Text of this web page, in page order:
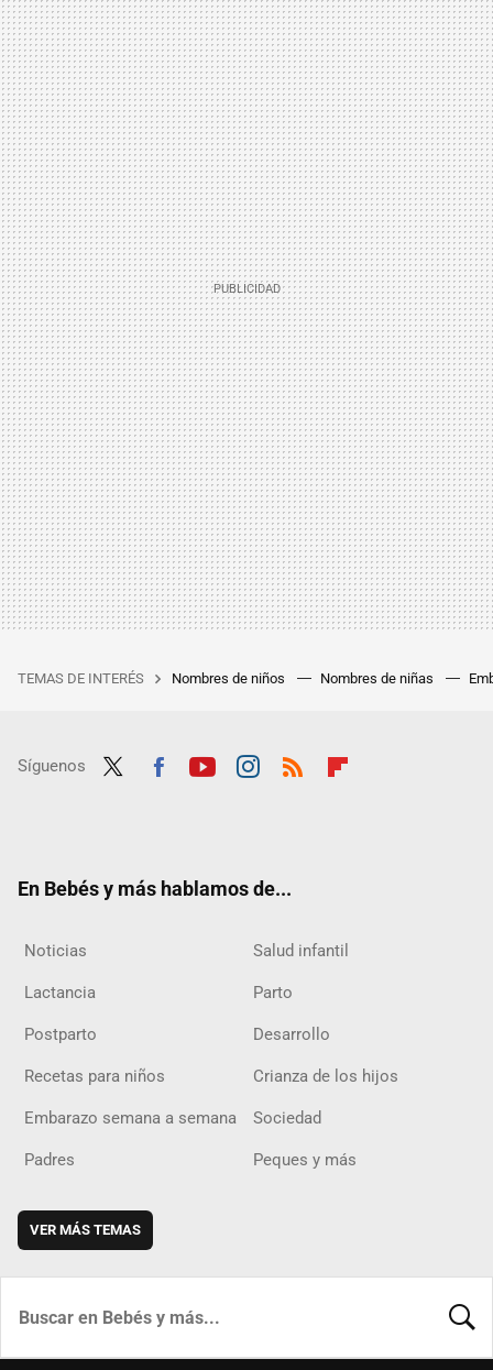
TEMAS DE INTERÉS Nombres de niños Nombres de niñas
Síguenos
En Bebés y más hablamos de...
Noticias Salud infantil
Lactancia Parto
Postparto Desarrollo
Recetas para niños Crianza de los hijos
Embarazo semana a semana Sociedad
Padres Peques y más
VER MÁS TEMAS